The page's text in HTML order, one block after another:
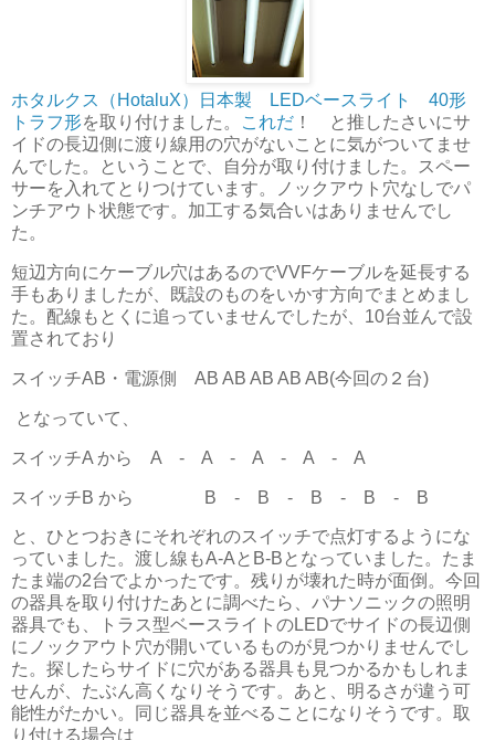
ホタルクス（HotaluX）日本製 LEDベースライト 40形
トラフ形を取り付けました。 これだ ！ と推したさいにサ
イドの長辺側に渡り線用の穴がないことに気がついてませ
んでした。ということで、自分が取り付けました。スペー
サーを入れてとりつけています。ノックアウト穴なしでパ
ンチアウト状態です。加工する気合いはありませんでし
た。
短辺方向にケーブル穴はあるのでVVFケーブルを延長する
手もありましたが、既設のものをいかす方向でまとめまし
た。配線もとくに追っていませんでしたが、10台並んで設
置されており
スイッチAB・電源側 AB AB AB AB AB(今回の２台)
となっていて、
スイッチA から A - A - A - A - A
スイッチB から B - B - B - B - B
と、ひとつおきにそれぞれのスイッチで点灯するようにな
っていました。渡し線もA-AとB-Bとなっていました。たま
たま端の2台でよかったです。残りが壊れた時が面倒。今回
の器具を取り付けたあとに調べたら、パナソニックの照明
器具でも、トラス型ベースライトのLEDでサイドの長辺側
にノックアウト穴が開いているものが見つかりませんでし
た。探したらサイドに穴がある器具も見つかるかもしれま
せんが、たぶん高くなりそうです。あと、明るさが違う可
能性がたかい。同じ器具を並べることになりそうです。取
り付ける場合は